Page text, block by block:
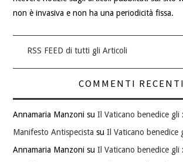
non è invasiva e non ha una periodicità fissa.
RSS FEED di tutti gli Articoli
COMMENTI RECENTI
Annamaria Manzoni suIl Vaticano benedice gli
Manifesto Antispecista suIl Vaticano benedice
Annamaria Manzoni suIl Vaticano benedice gli